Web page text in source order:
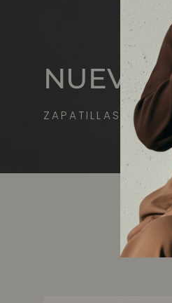
NUEVO
ZAPATILLAS